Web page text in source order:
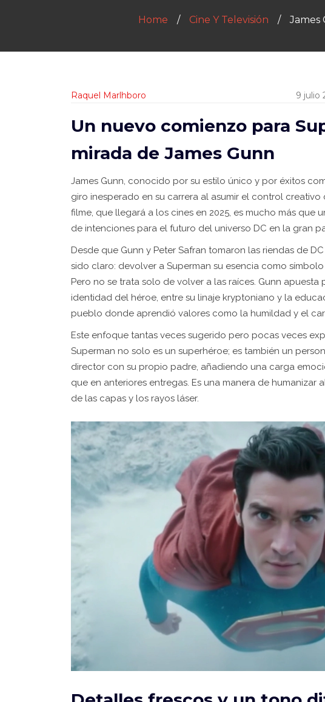
Home Cine Y Televisión James
Raquel Marlhboro 9 julio
Un nuevo comienzo para
mirada de James Gunn
James Gunn, conocido por su estilo único y por éxitos
giro inesperado en su carrera al asumir el control
filme, que llegará a los cines en 2025, es mucho más que
de intenciones para el futuro del universo DC en la gran
Desde que Gunn y Peter Safran tomaron las riendas de
sido claro: devolver a Superman su esencia como
Pero no se trata solo de volver a las raíces. Gunn
identidad del héroe, entre su linaje kryptoniano y la
pueblo donde aprendió valores como la humildad y el
Este enfoque tantas veces sugerido pero pocas veces
Superman no solo es un superhéroe; es también un
director con su propio padre, añadiendo una carga
que en anteriores entregas. Es una manera de humanizar
de las capas y los rayos láser.